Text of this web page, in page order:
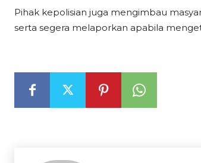
Pihak kepolisian juga mengimbau
serta segera melaporkan apabila